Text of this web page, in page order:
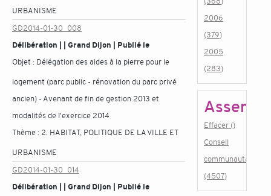
URBANISME
GD2014-01-30_008
Délibération | | Grand Dijon | Publié le
Objet : Délégation des aides à la pierre pour le
logement (parc public - rénovation du parc privé
ancien) - Avenant de fin de gestion 2013 et
modalités de l'exercice 2014
Thème : 2. HABITAT, POLITIQUE DE LA VILLE ET
URBANISME
GD2014-01-30_014
Délibération | | Grand Dijon | Publié le
2006
(379)
2005
(283)
Effacer ()
Conseil
communautaire
(4507)